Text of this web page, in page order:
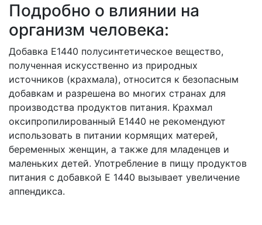
Подробно о влиянии на
организм человека:
Добавка Е1440 полусинтетическое вещество,
полученная искусственно из природных
источников (крахмала), относится к безопасным
добавкам и разрешена во многих странах для
производства продуктов питания. Крахмал
оксипропилированный Е1440 не рекомендуют
использовать в питании кормящих матерей,
беременных женщин, а также для младенцев и
маленьких детей. Употребление в пищу продуктов
питания с добавкой Е 1440 вызывает увеличение
аппендикса.